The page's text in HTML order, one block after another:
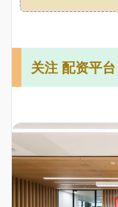
关注 配资平台